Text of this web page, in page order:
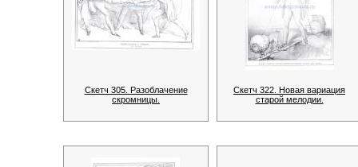
Скетч 305. Разоблачение
скромницы.
Скетч 322. Новая вариация
старой мелодии.